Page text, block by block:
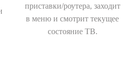
приставки/роутера, заходит
в меню и смотрит текущее
состояние ТВ.